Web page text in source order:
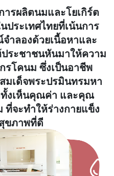
ารผลิตนมและโยเกิร์ต
ประเทศไทยที่เน้นการ
ำลองด้วยเนื้อหาและ
ระชาชนหันมาให้ความ
รโคนม ซึ่งเป็นอาชีพ
มเด็จพระปรมินทรมหา
งเห็นคุณค่า และคุณ
จะทำให้ร่างกายแข็ง
ขภาพที่ดี